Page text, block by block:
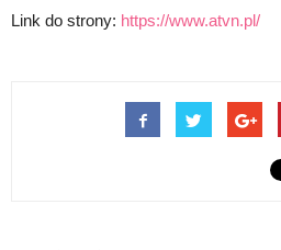
Link do strony: https://www.atvn.pl/